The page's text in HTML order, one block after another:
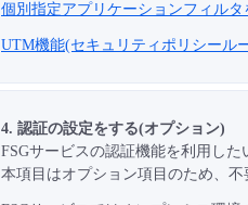
個別指定アプリケーションフィル
UTM機能(セキュリティポリシール
4. 認証の設定をする(オプション)
FSGサービスの認証機能を利用した
本項目はオプション項目のため、不